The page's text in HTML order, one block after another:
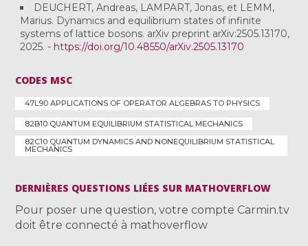
DEUCHERT, Andreas, LAMPART, Jonas, et LEMM,
Marius. Dynamics and equilibrium states of infinite
systems of lattice bosons. arXiv preprint arXiv:2505.13170,
2025. - https://doi.org/10.48550/arXiv.2505.13170
CODES MSC
47L90 APPLICATIONS OF OPERATOR ALGEBRAS TO PHYSICS
82B10 QUANTUM EQUILIBRIUM STATISTICAL MECHANICS
82C10 QUANTUM DYNAMICS AND NONEQUILIBRIUM STATISTICAL
MECHANICS
DERNIÈRES QUESTIONS LIÉES SUR MATHOVERFLOW
Pour poser une question, votre compte Carmin.tv
doit être connecté à mathoverflow